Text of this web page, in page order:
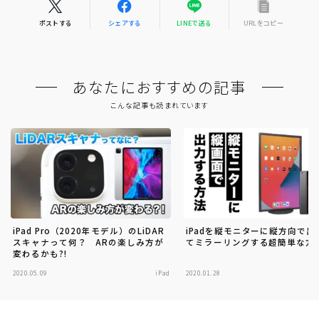
ポストする シェアする LINEで送る URLをコピー
あなたにおすすめの記事
こんな記事も読まれています
iPad Pro（2020年モデル）のLiDAR
スキャナって何？ ARの楽しみ方が
変わるかも?!
2020.05.09 iPad
iPadを縦モニターに縦方向で出
てミラーリングする超簡単な方
2020.01.28